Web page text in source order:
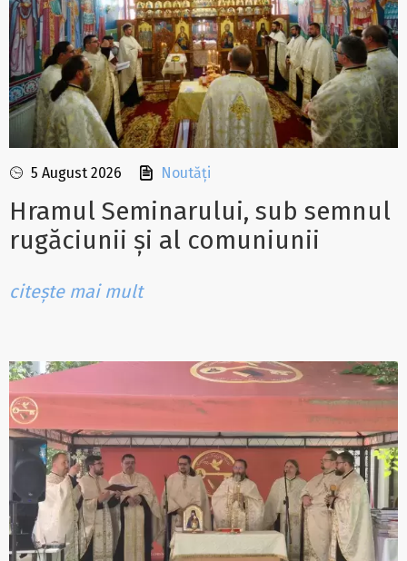
5 August 2026 Noutăți
Hramul Seminarului, sub semnul
rugăciunii și al comuniunii
citește mai mult